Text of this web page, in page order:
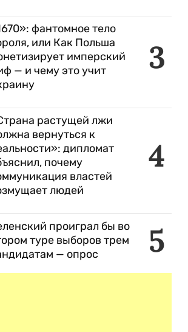
3
фантомное тело
или Как Польша
имперский
— и чему это учит
4
растущей лжи
вернуться к
дипломат
почему
властей
людей
5
проиграл бы во
туре выборов трем
— опрос